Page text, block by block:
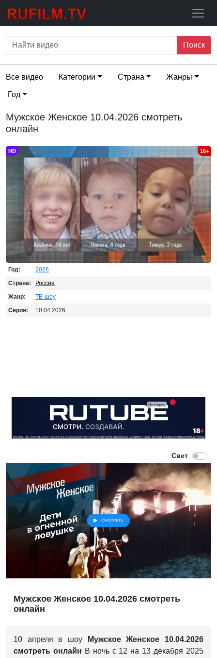
Поиск
Все видео Категории Страна Жанры
Год
Мужское Женское 10.04.2026 смотреть
онлайн
HD 16+
Год:
2026
Страна:
Россия
Жанр:
ТВ-шоу
Серия:
10.04.2026
Мужское Женское 10.04.2026 смотреть
онлайн
10 апреля в шоу
Мужское Женское 10.04.2026
смотреть онлайн В ночь с 12 на 13 декабря 2025